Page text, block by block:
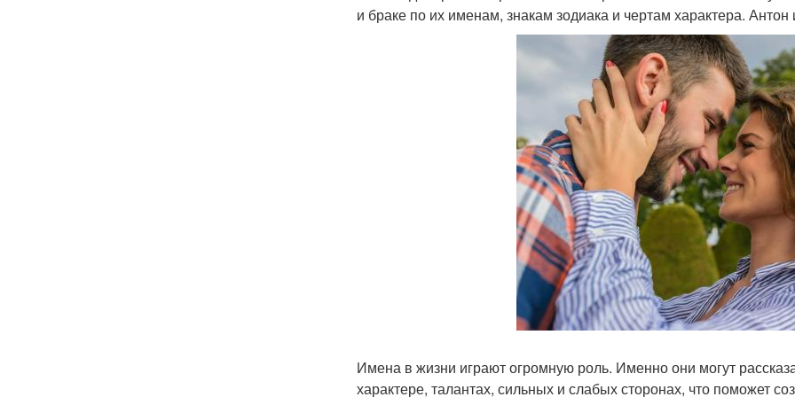
и браке по их именам, знакам зодиака и чертам характера.
Имена в жизни играют огромную роль. Именно они могут
характере, талантах, сильных и слабых сторонах, что поможет